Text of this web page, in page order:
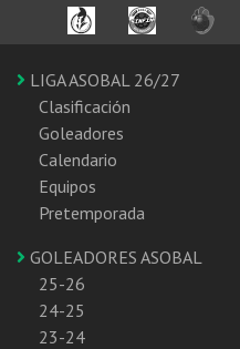
LIGA ASOBAL 26/27
Clasificación
Goleadores
Calendario
Equipos
Pretemporada
GOLEADORES ASOBAL
25-26
24-25
23-24